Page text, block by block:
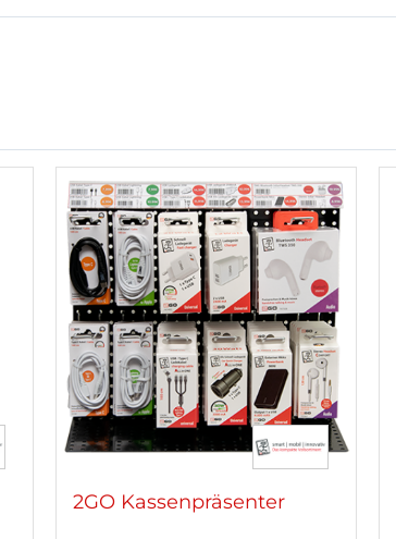
2GO Kassenpräsenter